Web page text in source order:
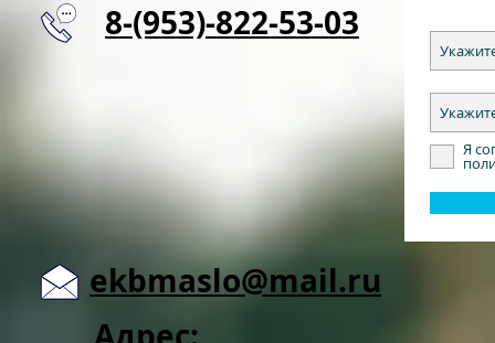
8-(953)-822-53-03
Я
ekbmaslo@mail.ru